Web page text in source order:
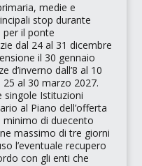
medie e
stop durante
per il ponte
dal 24 al 31 dicembre
il 30 gennaio
d’inverno dall’8 al 10
al 30 marzo 2027.
singole Istituzioni
al Piano dell’offerta
di duecento
massimo di tre giorni
l’eventuale recupero
con gli enti che